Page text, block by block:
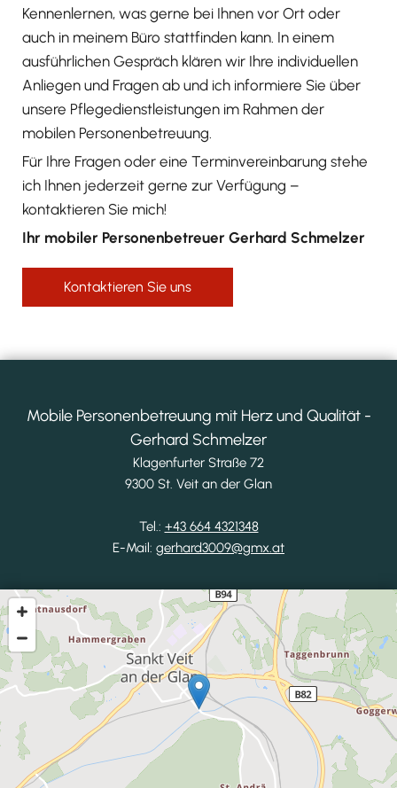
Kennenlernen, was gerne bei Ihnen vor Ort oder
auch in meinem Büro stattfinden kann. In einem
ausführlichen Gespräch klären wir Ihre individuellen
Anliegen und Fragen ab und ich informiere Sie über
unsere Pflegedienstleistungen im Rahmen der
mobilen Personenbetreuung.
Für Ihre Fragen oder eine Terminvereinbarung stehe
ich Ihnen jederzeit gerne zur Verfügung –
kontaktieren Sie mich!
Ihr mobiler Personenbetreuer Gerhard Schmelzer
Kontaktieren Sie uns
Mobile Personenbetreuung mit Herz und Qualität -
Gerhard Schmelzer
Klagenfurter Straße 72
9300 St. Veit an der Glan
Tel.: +43 664 4321348
E-Mail: gerhard3009@gmx.at